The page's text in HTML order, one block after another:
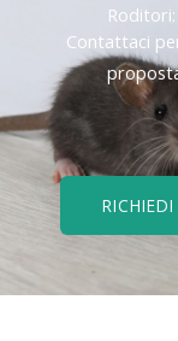
Contattaci